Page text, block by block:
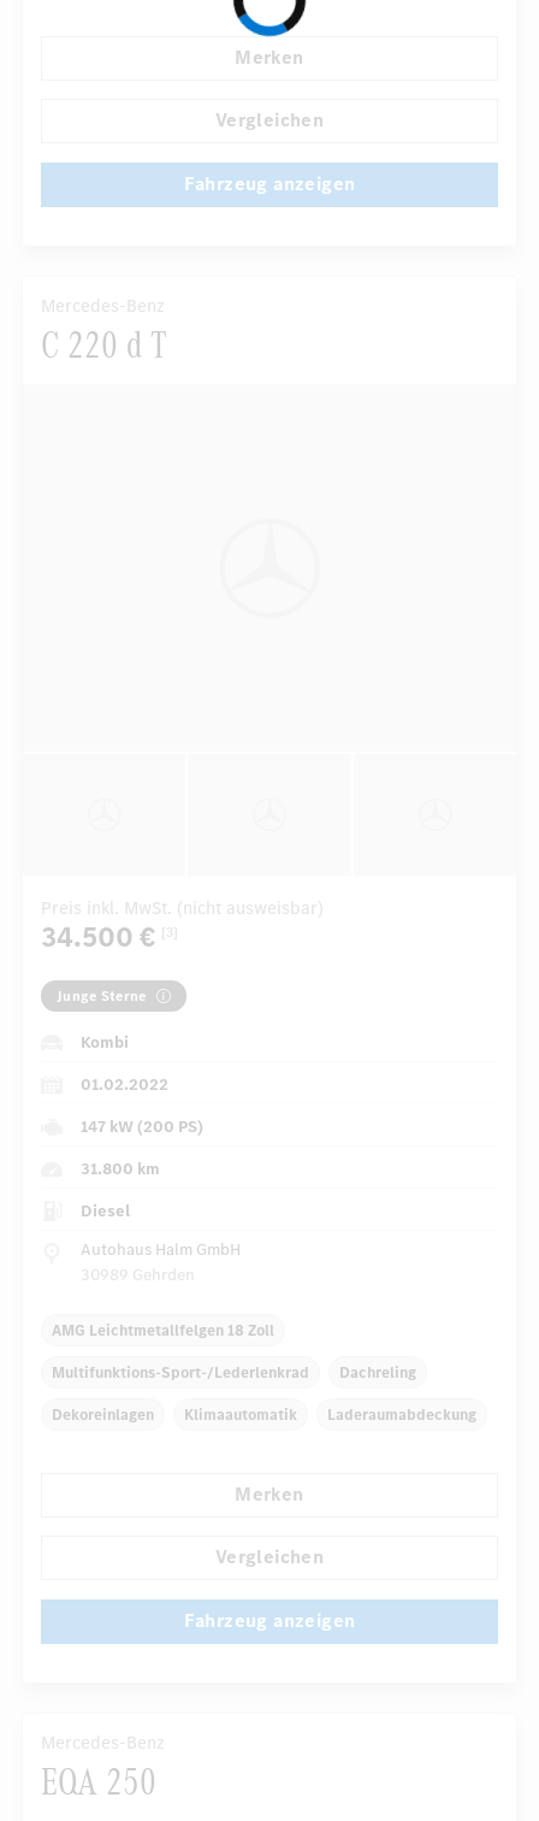
Automatisch abblendende Innen- und Außenspiegel
Komfortsitze
Merken
Vergleichen
Fahrzeug anzeigen
Mercedes-Benz
C 220 d T
Preis inkl. MwSt. (nicht ausweisbar)
34.500 € [3]
Junge Sterne
Kombi
01.02.2022
147 kW (200 PS)
31.800 km
Diesel
Autohaus Halm GmbH
30989 Gehrden
AMG Leichtmetallfelgen 18 Zoll
Multifunktions-Sport-/Lederlenkrad Dachreling
Dekoreinlagen Klimaautomatik Laderaumabdeckung
Merken
Vergleichen
Fahrzeug anzeigen
Mercedes-Benz
EQA 250